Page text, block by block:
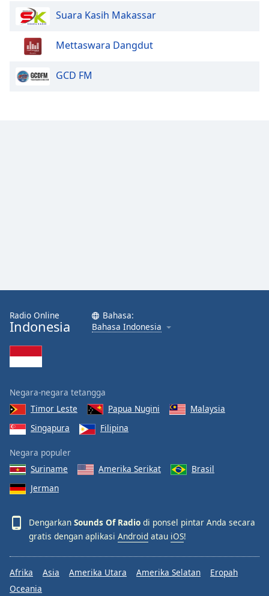
Suara Kasih Makassar
Mettaswara Dangdut
GCD FM
Radio Online
Indonesia
Bahasa:
Bahasa Indonesia
Negara-negara tetangga
Timor Leste
Papua Nugini
Malaysia
Singapura
Filipina
Negara populer
Suriname
Amerika Serikat
Brasil
Jerman
Dengarkan Sounds Of Radio di ponsel pintar Anda secara
gratis dengan aplikasi Android atau iOS!
Afrika Asia Amerika Utara Amerika Selatan
Eropah
Oceania